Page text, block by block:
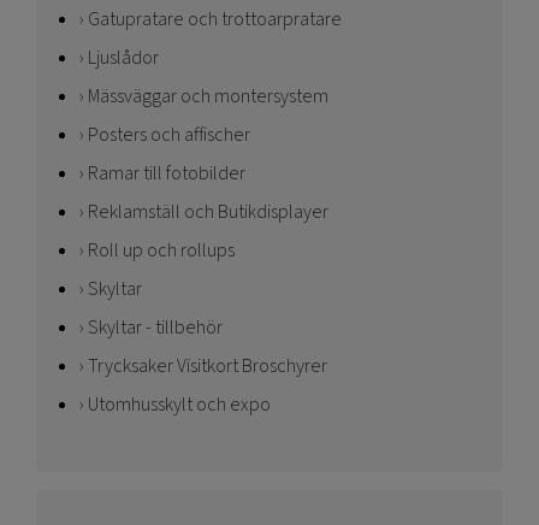
Gatupratare och trottoarpratare
Ljuslådor
Mässväggar och montersystem
Posters och affischer
Ramar till fotobilder
Reklamställ och Butikdisplayer
Roll up och rollups
Skyltar
Skyltar - tillbehör
Trycksaker Visitkort Broschyrer
Utomhusskylt och expo